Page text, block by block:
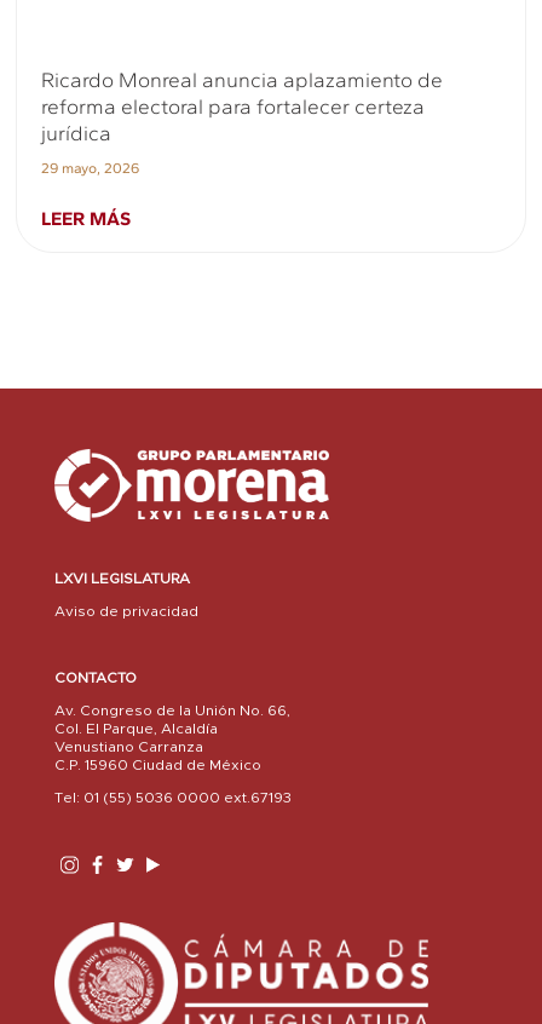
Ricardo Monreal anuncia aplazamiento de
reforma electoral para fortalecer certeza
jurídica
29 mayo, 2026
LEER MÁS
LXVI LEGISLATURA
Aviso de privacidad
CONTACTO
Av. Congreso de la Unión No. 66,
Col. El Parque, Alcaldía
Venustiano Carranza
C.P. 15960 Ciudad de México
Tel: 01 (55) 5036 0000 ext.67193